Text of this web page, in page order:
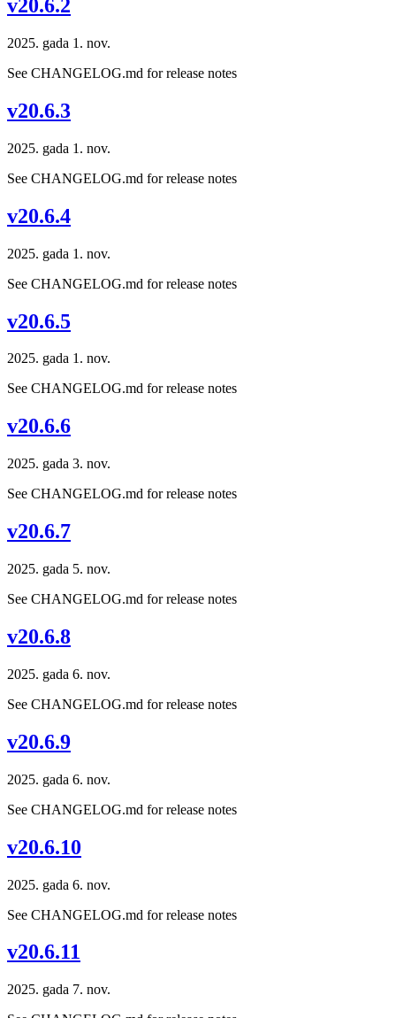
v20.6.2
2025. gada 1. nov.
See CHANGELOG.md for release notes
v20.6.3
2025. gada 1. nov.
See CHANGELOG.md for release notes
v20.6.4
2025. gada 1. nov.
See CHANGELOG.md for release notes
v20.6.5
2025. gada 1. nov.
See CHANGELOG.md for release notes
v20.6.6
2025. gada 3. nov.
See CHANGELOG.md for release notes
v20.6.7
2025. gada 5. nov.
See CHANGELOG.md for release notes
v20.6.8
2025. gada 6. nov.
See CHANGELOG.md for release notes
v20.6.9
2025. gada 6. nov.
See CHANGELOG.md for release notes
v20.6.10
2025. gada 6. nov.
See CHANGELOG.md for release notes
v20.6.11
2025. gada 7. nov.